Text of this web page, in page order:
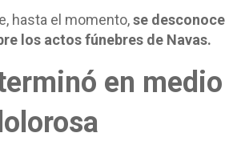
hasta el momento,se desconoce
los actos fúnebres de Navas.
en medio